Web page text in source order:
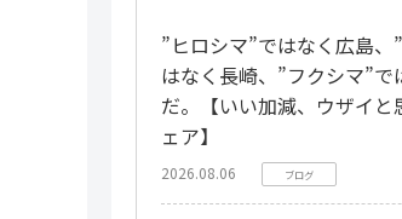
”ヒロシマ”ではなく広島、
はなく長崎、”フクシマ”で
だ。【いい加減、ウザイと
ェア】
2026.08.06 ブログ